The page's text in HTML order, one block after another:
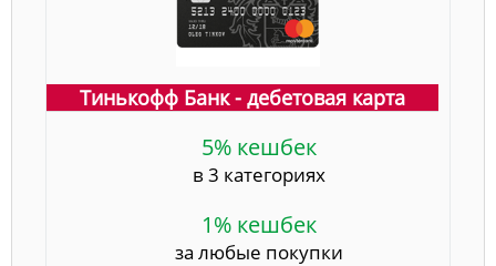
Тинькофф Банк - дебетовая карта
5% кешбек
в 3 категориях
1% кешбек
за любые покупки